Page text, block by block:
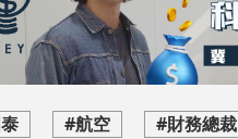
#航空 #財務總裁